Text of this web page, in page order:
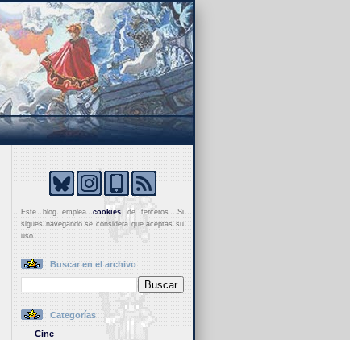
Este blog empleacookies de terceros. Si
sigues navegando se considera que aceptas su
uso.
Buscar en el archivo
Categorías
Cine